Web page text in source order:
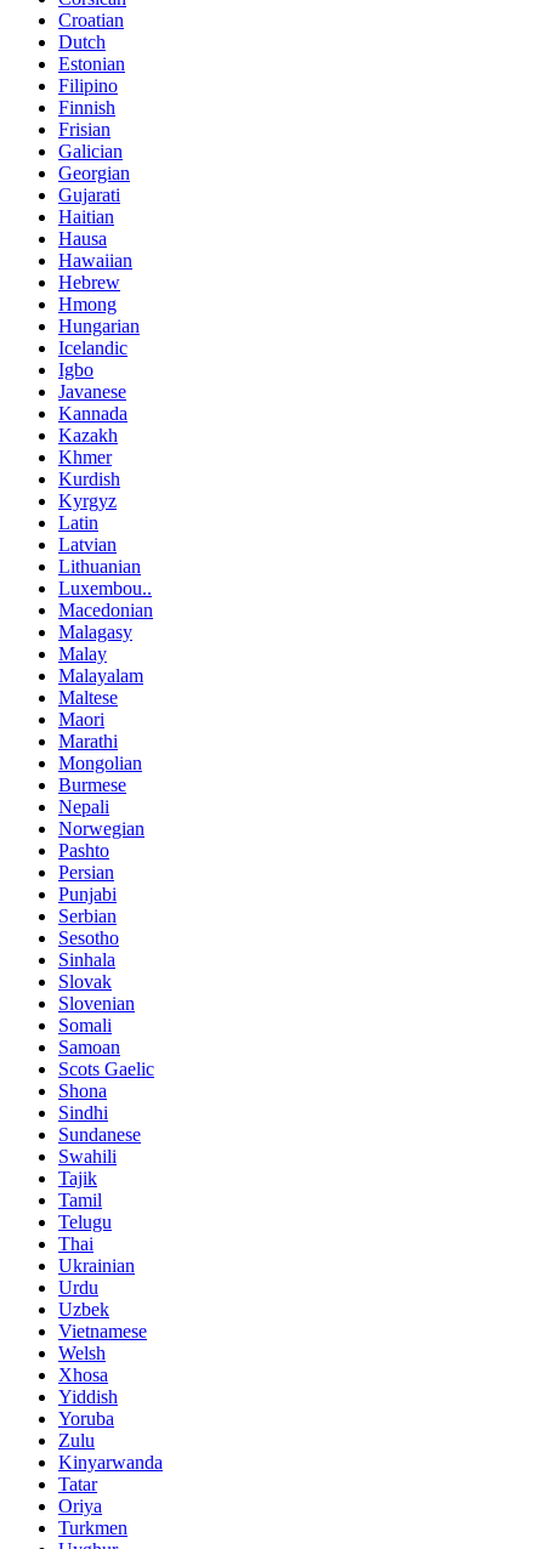
Croatian
Dutch
Estonian
Filipino
Finnish
Frisian
Galician
Georgian
Gujarati
Haitian
Hausa
Hawaiian
Hebrew
Hmong
Hungarian
Icelandic
Igbo
Javanese
Kannada
Kazakh
Khmer
Kurdish
Kyrgyz
Latin
Latvian
Lithuanian
Luxembou..
Macedonian
Malagasy
Malay
Malayalam
Maltese
Maori
Marathi
Mongolian
Burmese
Nepali
Norwegian
Pashto
Persian
Punjabi
Serbian
Sesotho
Sinhala
Slovak
Slovenian
Somali
Samoan
Scots Gaelic
Shona
Sindhi
Sundanese
Swahili
Tajik
Tamil
Telugu
Thai
Ukrainian
Urdu
Uzbek
Vietnamese
Welsh
Xhosa
Yiddish
Yoruba
Zulu
Kinyarwanda
Tatar
Oriya
Turkmen